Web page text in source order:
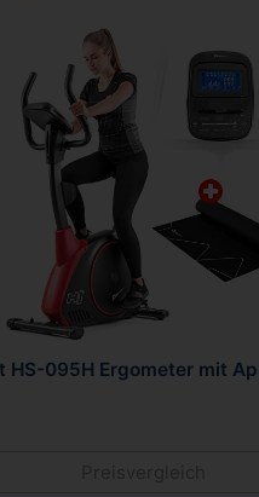
HS-095H Ergometer mit